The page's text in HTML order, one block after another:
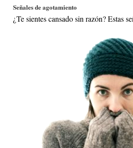
Señales de agotamiento
¿Te sientes cansado sin razón? Estas